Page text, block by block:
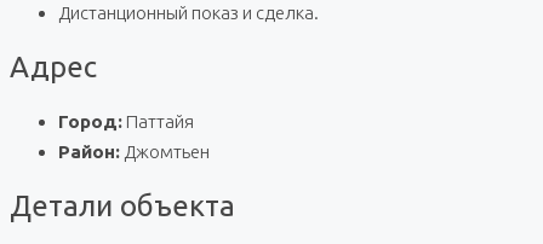
Дистанционный показ и сделка.
Адрес
Город: Паттайя
Район: Джомтьен
Детали объекта